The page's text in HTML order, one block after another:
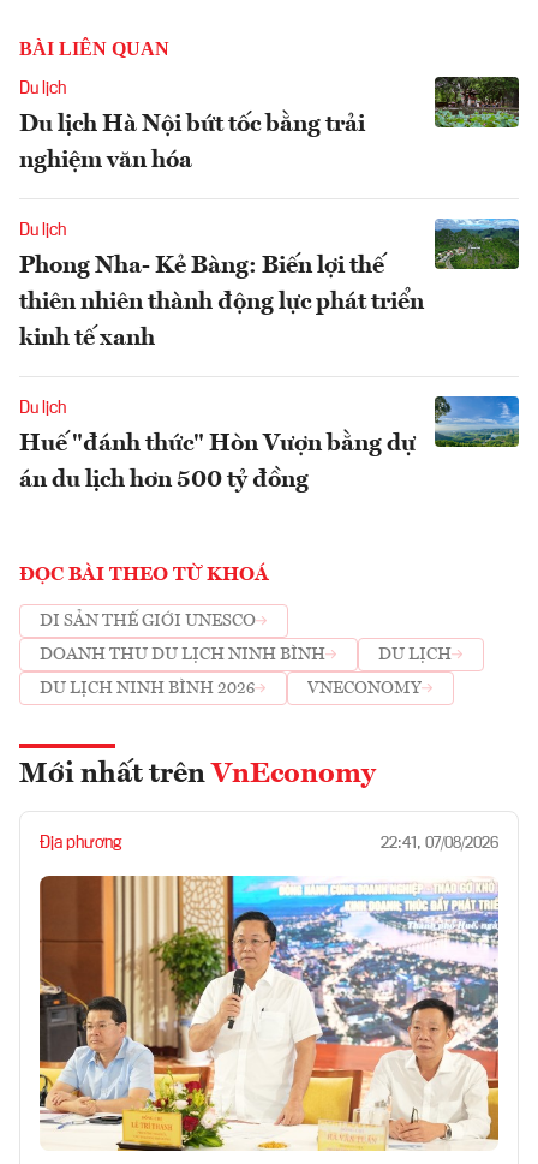
BÀI LIÊN QUAN
Du lịch
Du lịch Hà Nội bứt tốc bằng trải
nghiệm văn hóa
Du lịch
Phong Nha- Kẻ Bàng: Biến lợi thế
thiên nhiên thành động lực phát triển
kinh tế xanh
Du lịch
Huế "đánh thức" Hòn Vượn bằng dự
án du lịch hơn 500 tỷ đồng
ĐỌC BÀI THEO TỪ KHOÁ
DI SẢN THẾ GIỚI UNESCO
DOANH THU DU LỊCH NINH BÌNH
DU LỊCH
DU LỊCH NINH BÌNH 2026
VNECONOMY
Mới nhất trên VnEconomy
Địa phương 22:41, 07/08/2026